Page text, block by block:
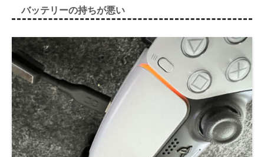
バッテリーの持ちが悪い